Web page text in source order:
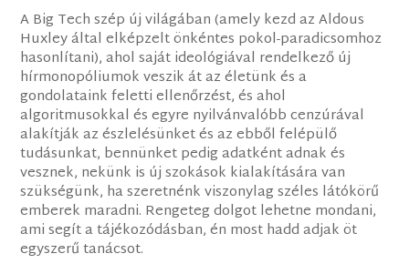
A Big Tech szép új világában (amely kezd az Aldous
Huxley által elképzelt önkéntes pokol-paradicsomhoz
hasonlítani), ahol saját ideológiával rendelkező új
hírmonopóliumok veszik át az életünk és a
gondolataink feletti ellenőrzést, és ahol
algoritmusokkal és egyre nyilvánvalóbb cenzúrával
alakítják az észlelésünket és az ebből felépülő
tudásunkat, bennünket pedig adatként adnak és
vesznek, nekünk is új szokások kialakítására van
szükségünk, ha szeretnénk viszonylag széles látókörű
emberek maradni. Rengeteg dolgot lehetne mondani,
ami segít a tájékozódásban, én most hadd adjak öt
egyszerű tanácsot.